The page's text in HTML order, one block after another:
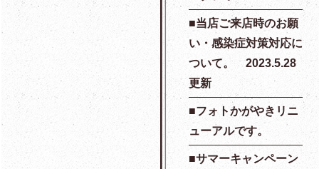
当店ご来店時のお願
い・感染症対策対応に
ついて。 2023.5.28
更新
フォトかがやきリニ
ューアルです。
サマーキャンペーン